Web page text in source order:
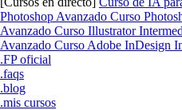
Photoshop Avanzado Curso
Avanzado Curso Illustrator
Avanzado Curso Adobe InDesign
.FP oficial
.faqs
.blog
.mis cursos